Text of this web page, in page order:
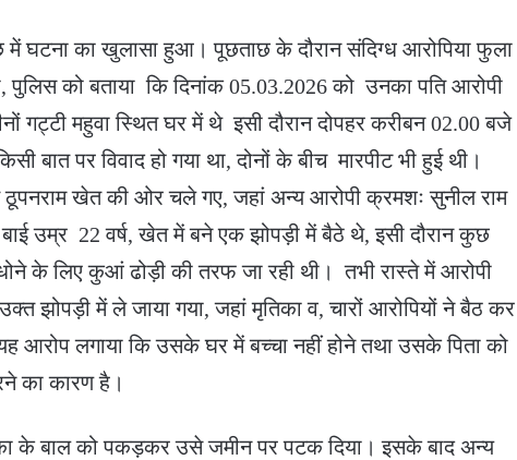
में घटना का खुलासा हुआ। पूछताछ के दौरान संदिग्ध आरोपिया फुला
पुलिस को बताया कि दिनांक 05.03.2026 को उनका पति आरोपी
गट्टी महुवा स्थित घर में थे इसी दौरान दोपहर करीबन 02.00 बजे
बात पर विवाद हो गया था, दोनों के बीच मारपीट भी हुई थी।
खेत की ओर चले गए, जहां अन्य आरोपी क्रमशः सुनील राम
बाई उम्र 22 वर्ष, खेत में बने एक झोपड़ी में बैठे थे, इसी दौरान कुछ
के लिए कुआं ढोड़ी की तरफ जा रही थी। तभी रास्ते में आरोपी
झोपड़ी में ले जाया गया, जहां मृतिका व, चारों आरोपियों ने बैठ कर
आरोप लगाया कि उसके घर में बच्चा नहीं होने तथा उसके पिता को
का कारण है।
के बाल को पकड़कर उसे जमीन पर पटक दिया। इसके बाद अन्य